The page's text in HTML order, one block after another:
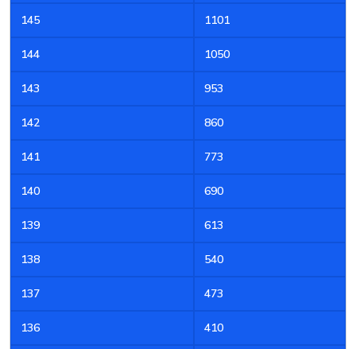
145 1101
144 1050
143 953
142 860
141 773
140 690
139 613
138 540
137 473
136 410